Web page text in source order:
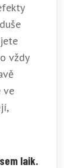
vždy
ve
laik.